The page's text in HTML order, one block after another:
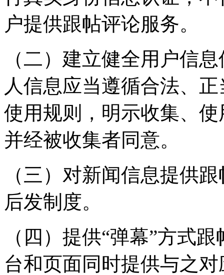
户提供跟帖评论服务。
（二）建立健全用户信
人信息应当遵循合法、
使用规则，明示收集、
并经被收集者同意。
（三）对新闻信息提供
后发制度。
（四）提供“弹幕”方式
台和页面同时提供与之